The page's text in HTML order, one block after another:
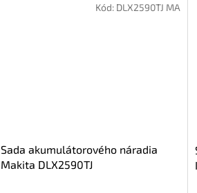
Sada akumulátorového náradia
Makita DLX2590TJ
Kód: DLX2590TJ MA